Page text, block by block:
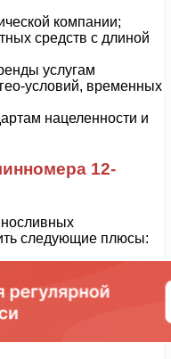
компании;
средств c длиной
услугам
условий, временных
нацеленности и
12-
следующие плюсы: